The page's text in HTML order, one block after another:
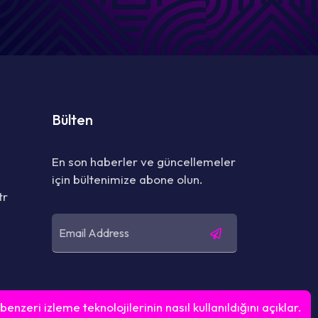
Bülten
En son haberler ve güncellemeler
için bültenimize abone olun.
izleme teknolojilerinin nasıl kullanıldığını açıklar.